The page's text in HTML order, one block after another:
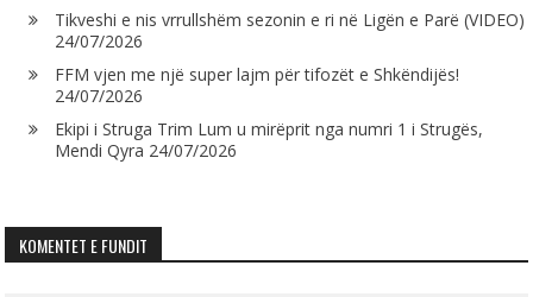
Tikveshi e nis vrrullshëm sezonin e ri në Ligën e Parë (VIDEO)
24/07/2026
FFM vjen me një super lajm për tifozët e Shkëndijës!
24/07/2026
Ekipi i Struga Trim Lum u mirëprit nga numri 1 i Strugës,
Mendi Qyra 24/07/2026
KOMENTET E FUNDIT